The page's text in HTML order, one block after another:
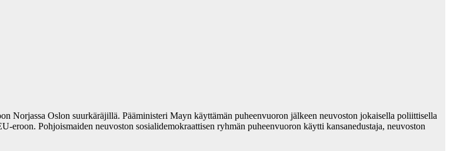
Norjassa Oslon suurkäräjillä. Pääministeri Mayn käyttämän puheenvuoron jälkeen neuvoston jokaisella poliittisella
Pohjoismaiden neuvoston sosialidemokraattisen ryhmän puheenvuoron käytti kansanedustaja, neuvoston